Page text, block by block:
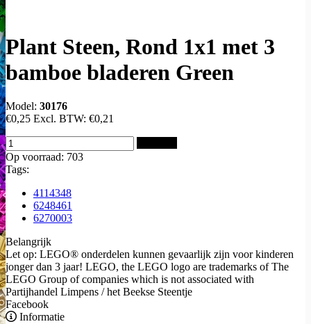
Plant Steen, Rond 1x1 met 3
bamboe bladeren Green
Model: 30176
€0,25 Excl. BTW: €0,21
Op voorraad: 703
Tags:
4114348
6248461
6270003
Belangrijk
Let op: LEGO® onderdelen kunnen gevaarlijk zijn voor kinderen
jonger dan 3 jaar! LEGO, the LEGO logo are trademarks of The
LEGO Group of companies which is not associated with
Partijhandel Limpens / het Beekse Steentje
Facebook
Informatie